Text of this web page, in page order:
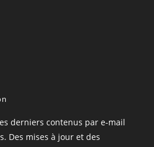
derniers contenus par e-mail
Des mises à jour et des